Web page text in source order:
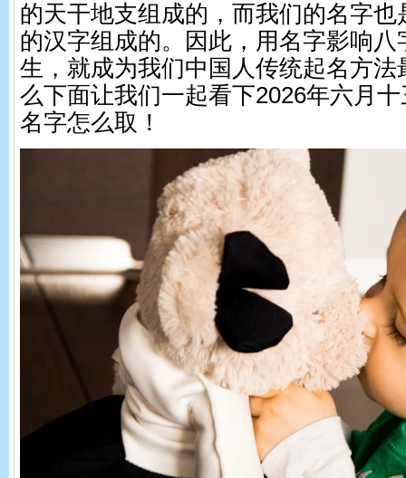
的天干地支组成的，而我们的名字
的汉字组成的。因此，用名字影响八
生，就成为我们中国人传统起名方法
么下面让我们一起看下2026年六月
名字怎么取！